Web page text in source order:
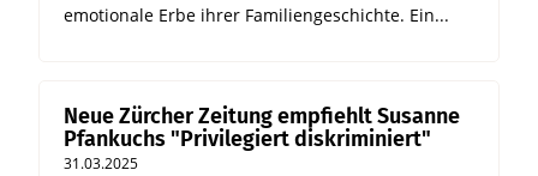
emotionale Erbe ihrer Familiengeschichte. Ein...
Neue Zürcher Zeitung empfiehlt Susanne
Pfankuchs "Privilegiert diskriminiert"
31.03.2025